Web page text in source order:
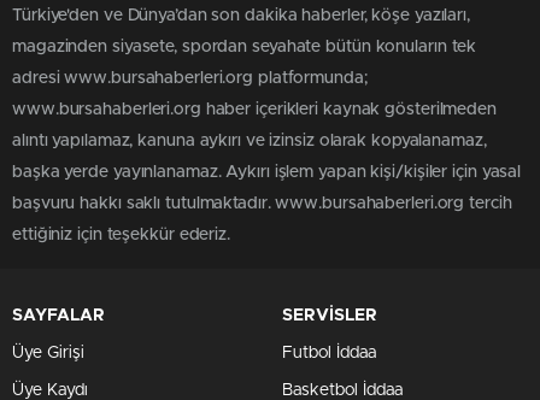
Türkiye'den ve Dünya’dan son dakika haberler, köşe yazıları,
magazinden siyasete, spordan seyahate bütün konuların tek
adresi www.bursahaberleri.org platformunda;
www.bursahaberleri.org haber içerikleri kaynak gösterilmeden
alıntı yapılamaz, kanuna aykırı ve izinsiz olarak kopyalanamaz,
başka yerde yayınlanamaz. Aykırı işlem yapan kişi/kişiler için yasal
başvuru hakkı saklı tutulmaktadır. www.bursahaberleri.org tercih
ettiğiniz için teşekkür ederiz.
SAYFALAR
Üye Girişi
Üye Kaydı
SERVİSLER
Futbol İddaa
Basketbol İddaa